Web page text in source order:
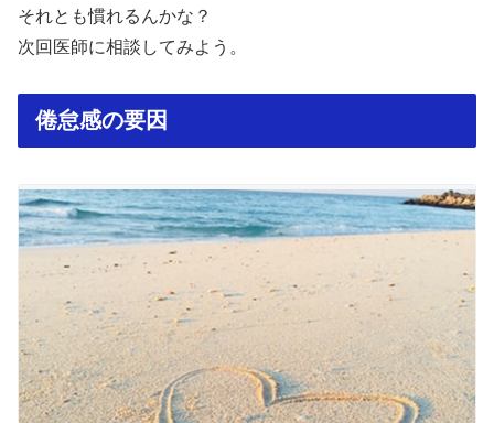
それとも慣れるんかな？
次回医師に相談してみよう。
倦怠感の要因